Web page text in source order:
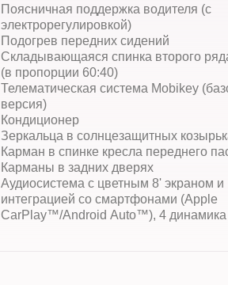
Поясничная поддержка водителя (с
электрорегулировкой)
Подогрев передних сидений
Складывающаяся спинка второго
(в пропорции 60:40)
Телематическая система Mobikey
версия)
Кондиционер
Зеркальца в солнцезащитных
Карман в спинке кресла переднего
Карманы в задних дверях
Аудиосистема с цветным 8' экраном и
интеграцией со смартфонами (Apple
CarPlay™/Android Auto™), 4 динамика